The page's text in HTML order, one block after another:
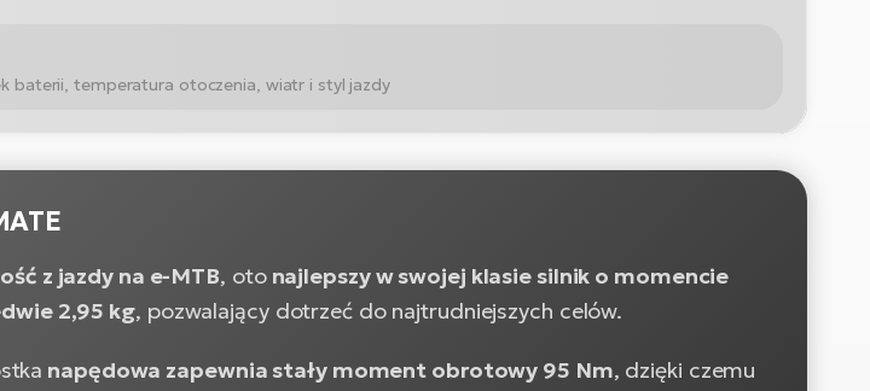
baterii, temperatura otoczenia, wiatr i styl jazdy
z jazdy na e-MTB, otonajlepszy w swojej klasie silnik o momencie
2,95 kg, pozwalający dotrzeć do najtrudniejszych celów.
napędowa zapewnia stały moment obrotowy 95 Nm, dzięki czemu